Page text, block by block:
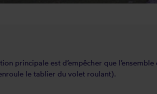
principale est d’empêcher que l’ensemble
le tablier du volet roulant).